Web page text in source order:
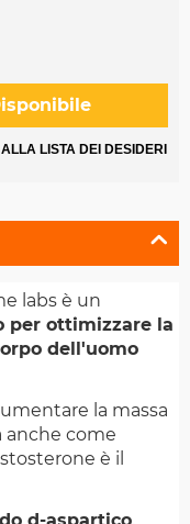
LISTA DEI DESIDERI
labs è un
per ottimizzare la
dell'uomo
la massa
anche come
è il